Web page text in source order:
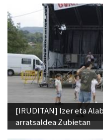
[IRUDITAN] Izer eta
arratsaldea Zubietan